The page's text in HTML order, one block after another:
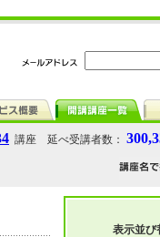
講座 延べ受講者数：
表示並び